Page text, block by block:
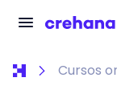
Cursos